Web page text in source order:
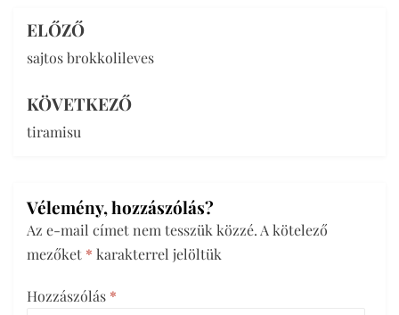
Bejegyzés
navigáció
ELŐZŐ
sajtos brokkolileves
KÖVETKEZŐ
tiramisu
Vélemény, hozzászólás?
Az e-mail címet nem tesszük közzé. A kötelező
mezőket * karakterrel jelöltük
Hozzászólás *